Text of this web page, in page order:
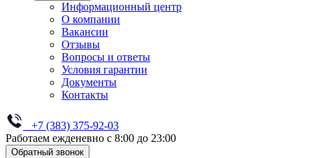
Информационный центр
О компании
Вакансии
Отзывы
Вопросы и ответы
Условия гарантии
Документы
Контакты
+7 (383) 375-92-03
Работаем ежденевно с 8:00 до 23:00
Обратный звонок